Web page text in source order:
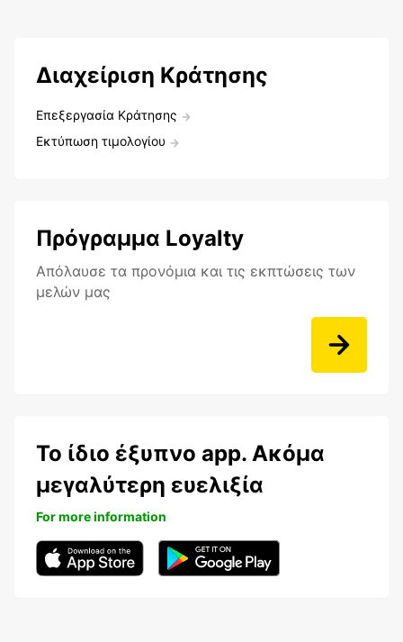
Διαχείριση Κράτησης
Επεξεργασία Κράτησης
Εκτύπωση τιμολογίου
Πρόγραμμα Loyalty
Aπόλαυσε τα προνόμια και τις εκπτώσεις των
μελών μας
Το ίδιο έξυπνο app. Ακόμα
μεγαλύτερη ευελιξία
For more information